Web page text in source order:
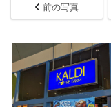
前の写真